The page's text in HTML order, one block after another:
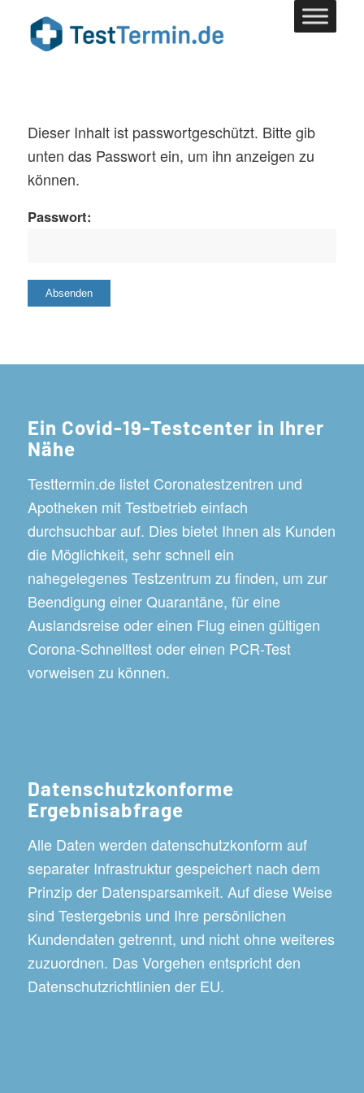
Dieser Inhalt ist passwortgeschützt. Bitte gib
unten das Passwort ein, um ihn anzeigen zu
können.
Passwort:
Ein Covid-19-Testcenter in Ihrer
Nähe
Testtermin.de listet Coronatestzentren und
Apotheken mit Testbetrieb einfach
durchsuchbar auf. Dies bietet Ihnen als Kunden
die Möglichkeit, sehr schnell ein
nahegelegenes Testzentrum zu finden, um zur
Beendigung einer Quarantäne, für eine
Auslandsreise oder einen Flug einen gültigen
Corona-Schnelltest oder einen PCR-Test
vorweisen zu können.
Datenschutzkonforme
Ergebnisabfrage
Alle Daten werden datenschutzkonform auf
separater Infrastruktur gespeichert nach dem
Prinzip der Datensparsamkeit. Auf diese Weise
sind Testergebnis und Ihre persönlichen
Kundendaten getrennt, und nicht ohne weiteres
zuzuordnen. Das Vorgehen entspricht den
Datenschutzrichtlinien der EU.